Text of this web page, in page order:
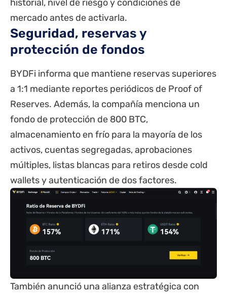
historial, nivel de riesgo y condiciones de
mercado antes de activarla.
Seguridad, reservas y
protección de fondos
BYDFi informa que mantiene reservas superiores
a 1:1 mediante reportes periódicos de Proof of
Reserves. Además, la compañía menciona un
fondo de protección de 800 BTC,
almacenamiento en frío para la mayoría de los
activos, cuentas segregadas, aprobaciones
múltiples, listas blancas para retiros desde cold
wallets y autenticación de dos factores.
También anunció una alianza estratégica con